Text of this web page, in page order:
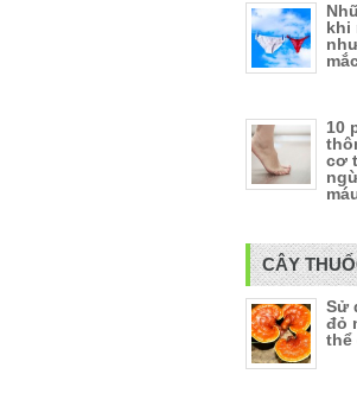
khi
10
cơ
CÂY
Sử
đỏ
thể